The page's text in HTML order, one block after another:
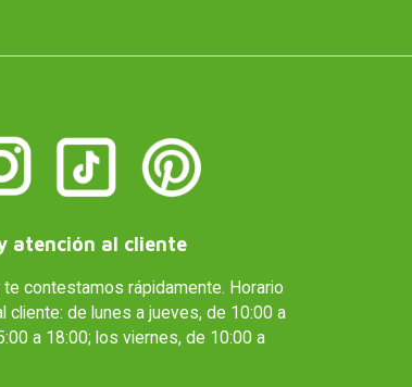
atención al cliente
te contestamos rápidamente. Horario
cliente: de lunes a jueves, de 10:00 a
a 18:00; los viernes, de 10:00 a